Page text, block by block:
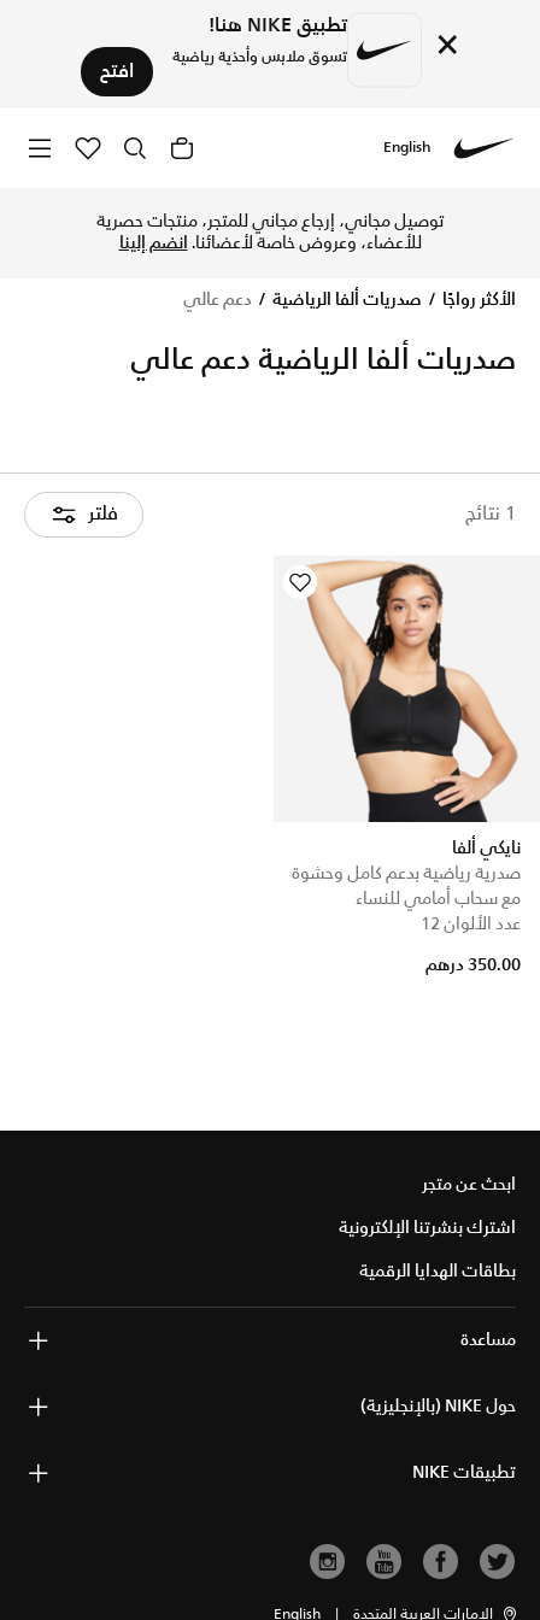
× تطبيق NIKE هنا!
تسوق ملابس وأحذية رياضية افتح
English
توصيل مجاني، إرجاع مجاني للمتجر، منتجات حصرية
للأعضاء، وعروض خاصة لأعضائنا.انضم إلينا
الأكثر رواجًا صدريات ألفا الرياضية دعم عالي
صدريات ألفا الرياضية دعم عالي
1 نتائج فلتر
نايكي ألفا
صدرية رياضية بدعم كامل وحشوة
مع سحاب أمامي للنساء
عدد الألوان 12
350.00 درهم
ابحث عن متجر
اشترك بنشرتنا الإلكترونية
بطاقات الهدايا الرقمية
مساعدة
حول NIKE (بالإنجليزية)
تطبيقات NIKE
الإمارات العربية المتحدة |
English